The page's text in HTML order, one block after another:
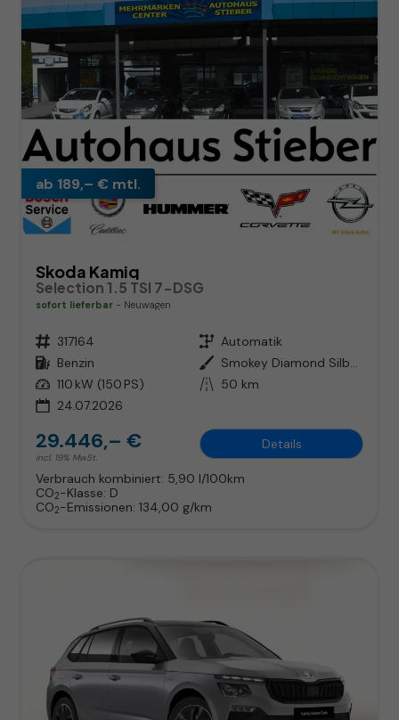
ab 189,– € mtl.
Skoda Kamiq
Selection 1.5 TSI 7-DSG
sofort lieferbar Neuwagen
Fahrzeugnr. 317164 Getriebe Automatik
Kraftstoff Benzin Außenfarbe
Smokey Diamond Silber Metallic
Leistung 110 kW (150 PS) Kilometerstand 50 km
24.07.2026
29.446,– €
incl. 19% MwSt.
Details
Verbrauch kombiniert: 5,90 l/100km
CO2-Klasse: D
CO2-Emissionen: 134,00 g/km